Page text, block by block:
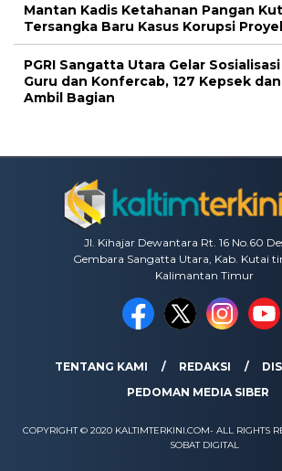
Mantan Kadis Ketahanan Pangan
Tersangka Baru Kasus Korupsi
PGRI Sangatta Utara Gelar
Guru dan Konfercab, 127 Kepsek
Ambil Bagian
Jl. Kihajar Dewantara Rt. 16 No.60
Gembara Sangatta Utara, Kab. Kutai
Kalimantan Timur
TENTANG KAMI REDAKSI
PEDOMAN MEDIA SIBER
COPYRIGHT © 2020 KALTIMTERKINI.COM- ALL RIGHTS
SOBAT DIGITAL